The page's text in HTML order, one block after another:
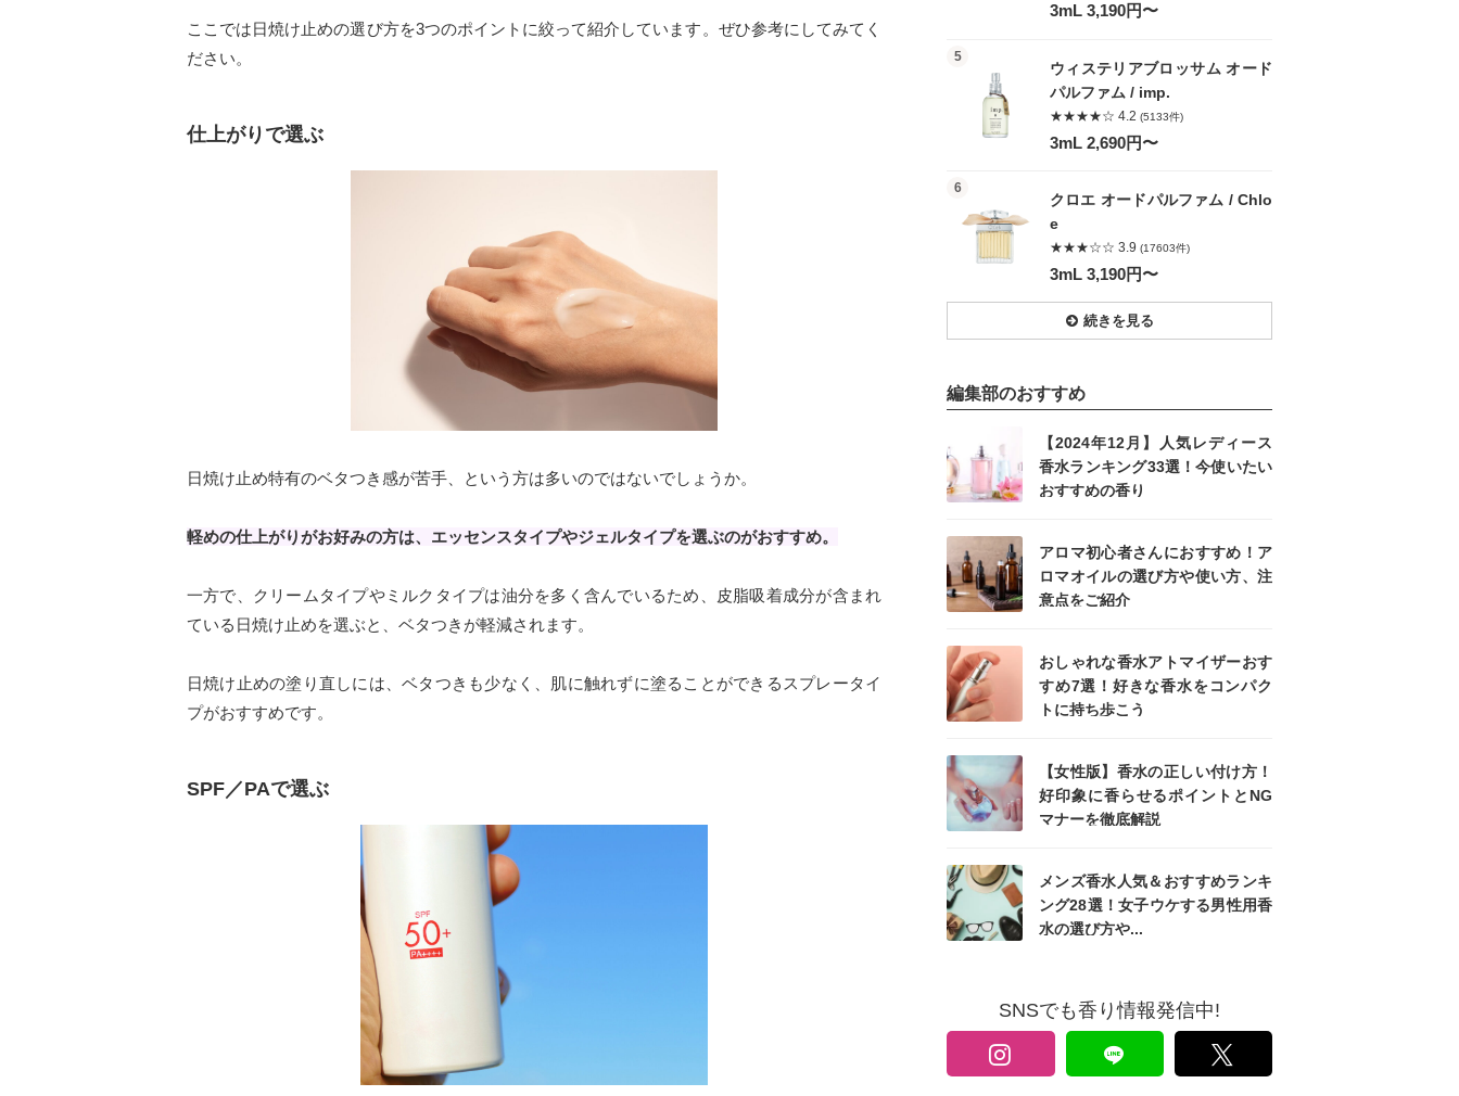
ここでは日焼け止めの選び方を3つのポイントに絞って紹介しています。ぜひ参考にしてみてく
ださい。
仕上がりで選ぶ
日焼け止め特有のベタつき感が苦手、という方は多いのではないでしょうか。
軽めの仕上がりがお好みの方は、エッセンスタイプやジェルタイプを選ぶのがおすすめ。
一方で、クリームタイプやミルクタイプは油分を多く含んでいるため、皮脂吸着成分が含まれ
ている日焼け止めを選ぶと、ベタつきが軽減されます。
日焼け止めの塗り直しには、ベタつきも少なく、肌に触れずに塗ることができるスプレータイ
プがおすすめです。
SPF／PAで選ぶ
3mL 3,190円〜
ウィステリアブロッサム オード
パルファム / imp.
★★★★☆ 4.2 (5133件)
3mL 2,690円〜
5
クロエ オードパルファム / Chlo
e
★★★☆☆ 3.9 (17603件)
3mL 3,190円〜
6
続きを見る
編集部のおすすめ
【2024年12月】人気レディース
香水ランキング33選！今使いたい
おすすめの香り
アロマ初心者さんにおすすめ！ア
ロマオイルの選び方や使い方、注
意点をご紹介
おしゃれな香水アトマイザーおす
すめ7選！好きな香水をコンパク
トに持ち歩こう
【女性版】香水の正しい付け方！
好印象に香らせるポイントとNG
マナーを徹底解説
メンズ香水人気＆おすすめランキ
ング28選！女子ウケする男性用香
水の選び方や...
SNSでも香り情報発信中!